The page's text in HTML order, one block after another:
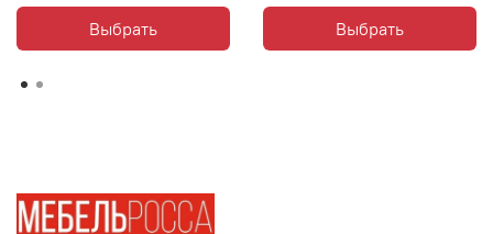
Выбрать Выбрать